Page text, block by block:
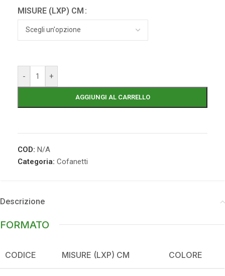
MISURE (LXP) CM
- +
AGGIUNGI AL CARRELLO
COD: N/A
Categoria: Cofanetti
Descrizione
FORMATO
CODICE MISURE (LXP) CM COLORE